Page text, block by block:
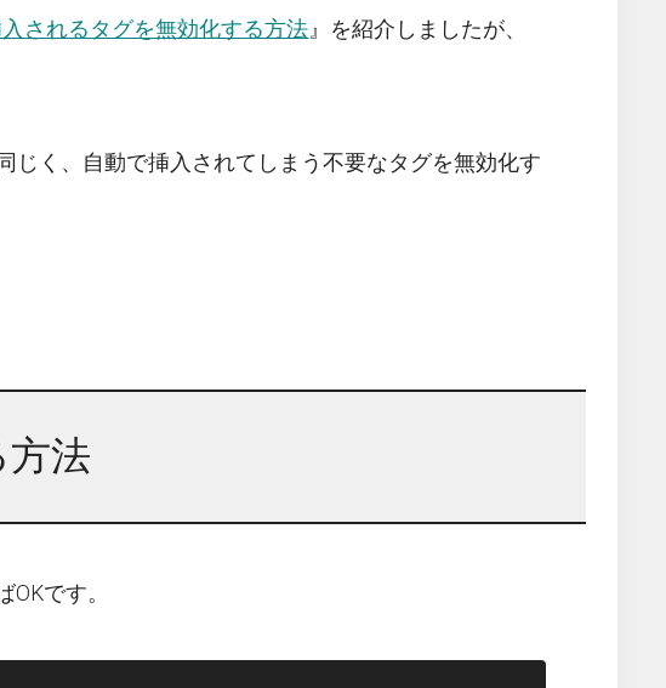
されるタグを無効化する方法』を紹介しましたが、
じく、自動で挿入されてしまう不要なタグを無効化す
方法
です。